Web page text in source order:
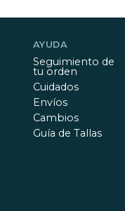
AYUDA
Seguimiento de
tu orden
Cuidados
Envíos
Cambios
Guía de Tallas